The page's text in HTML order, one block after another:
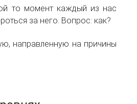
то момент каждый из нас
за него. Вопрос: как?
направленную на причины